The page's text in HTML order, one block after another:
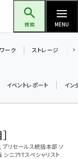
検索 MENU
利の絆～ (2287)
ーク ストレージ
イベントレポート イン
プリセールス統括本部 ソ
シニアITスペシャリスト